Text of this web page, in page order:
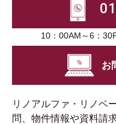
10：00AM～6：
お
リノアルファ・リノベ
問、物件情報や資料請